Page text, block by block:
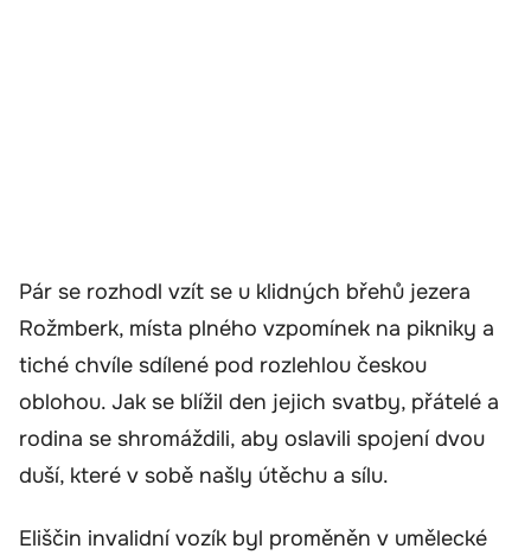
Pár se rozhodl vzít se u klidných břehů jezera
Rožmberk, místa plného vzpomínek na pikniky a
tiché chvíle sdílené pod rozlehlou českou
oblohou. Jak se blížil den jejich svatby, přátelé a
rodina se shromáždili, aby oslavili spojení dvou
duší, které v sobě našly útěchu a sílu.
Eliščin invalidní vozík byl proměněn v umělecké